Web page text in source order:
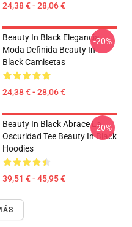
24,38 € - 28,06 €
Beauty In Black Elegancia
Moda Definida Beauty In
Black Camisetas
24,38 € - 28,06 €
-20%
Beauty In Black Abrace La
Oscuridad Tee Beauty In Black
Hoodies
39,51 € - 45,95 €
-20%